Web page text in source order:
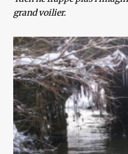
grand voilier.